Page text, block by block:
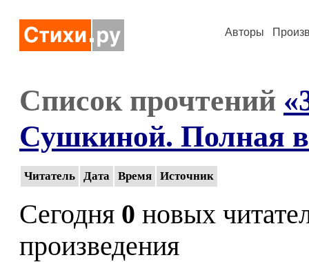
Авторы
Список прочтений
Сушкиной. Полная
Читатель Дата Время Источник
Сегодня 0 новых
произведения